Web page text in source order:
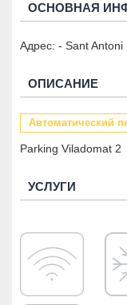
ОСНОВНАЯ
Адрес: - Sant Antoni
ОПИСАНИЕ
Автоматический
Parking Viladomat 2
УСЛУГИ